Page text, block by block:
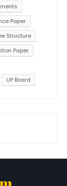
Paper
Structure
Paper
UP Board